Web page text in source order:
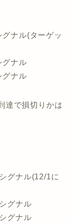
ナル(ターゲッ
ナル
ナル
達で損切りかは
グナル(12/1に
グナル
グナル